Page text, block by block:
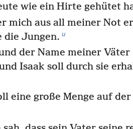
wie ein Hirte gehütet
mich aus all meiner Not
die Jungen. u
der Name meiner Väter
Isaak soll durch sie
eine große Menge auf der